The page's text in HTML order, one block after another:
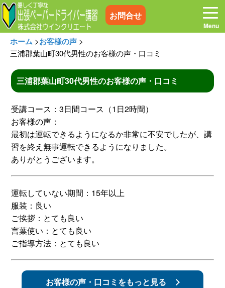
お問合せ
ホーム お電話はこちら
プログラム
お客様の声 コラム&トピックス
出張地域
スタッフ紹介
簡易補助ブレーキと
は
キャンペーン
ホーム >お客様の声 >
三浦郡葉山町30代男性のお客様の声・口コミ
三浦郡葉山町30代男性のお客様の声・口コミ
受講コース：3日間コース（1日2時間）
お客様の声：
最初は運転できるようになるか非常に不安でしたが、講
習を終え無事運転できるようになりました。
ありがとうございます。
運転していない期間：15年以上
服装：良い
ご挨拶：とても良い
言葉使い：とても良い
ご指導方法：とても良い
お客様の声・口コミをもっと見る